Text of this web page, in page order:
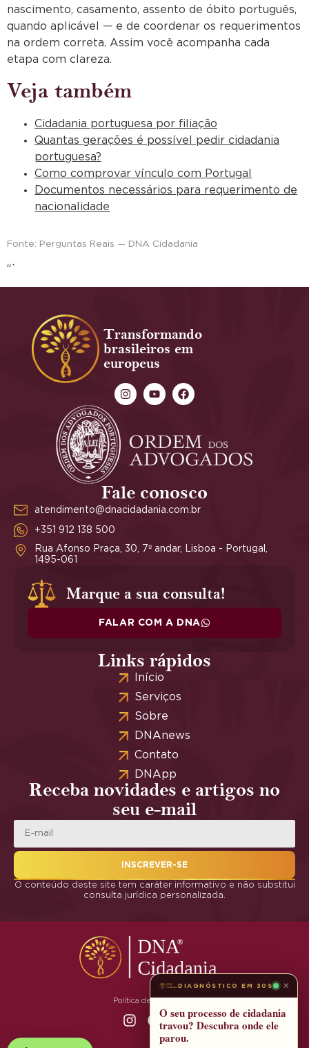
nascimento, casamento, assento de óbito português,
quando aplicável — e de coordenar os requerimentos
na ordem correta. Assim você acompanha cada
etapa com clareza.
Veja também
Cidadania portuguesa por filiação
Quantas gerações é possível pedir cidadania
portuguesa?
Como comprovar vínculo com Portugal
Documentos necessários para requerimento de
nacionalidade
Fonte: Perguntas Reais — DNA Cidadania
“`
Transformando
brasileiros em
europeus
Fale conosco
atendimento@dnacidadania.com.br
+351 912 138 500
Rua Afonso Praça, 30, 7º andar, Lisboa - Portugal,
1495-061
Marque a sua consulta!
FALAR COM A DNA
Links rápidos
Início
Serviços
Sobre
DNAnews
Contato
DNApp
Receba novidades e artigos no
seu e-mail
INSCREVER-SE
O conteúdo deste site tem caráter informativo e não substitui
consulta jurídica personalizada.
Política de Privacidade
DIAGNÓSTICO EM 30S ×
O seu processo de cidadania
travou? Descubra onde ele
parou.